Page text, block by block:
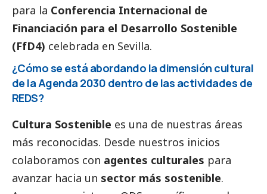
para la Conferencia Internacional de
Financiación para el Desarrollo Sostenible
(FfD4) celebrada en Sevilla.
¿Cómo se está abordando la dimensión cultural
de la Agenda 2030 dentro de las actividades de
REDS?
Cultura Sostenible es una de nuestras áreas
más reconocidas. Desde nuestros inicios
colaboramos con agentes culturales para
avanzar hacia un sector más sostenible.